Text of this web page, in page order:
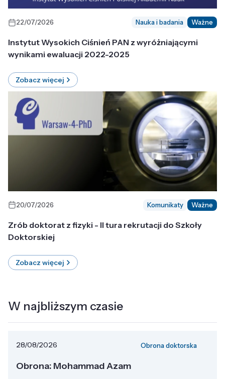
22/07/2026 Nauka i badania Ważne
Instytut Wysokich Ciśnień PAN z wyróżniającymi
wynikami ewaluacji 2022-2025
Zobacz więcej
20/07/2026 Komunikaty Ważne
Zrób doktorat z fizyki - II tura rekrutacji do Szkoły
Doktorskiej
Zobacz więcej
W najbliższym czasie
28/08/2026 Obrona doktorska
Obrona: Mohammad Azam